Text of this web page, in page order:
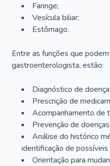
Faringe;
Vesícula biliar;
Estômago.
Entre as funções que
gastroenterologista, estão:
Diagnóstico de
Prescrição de
Acompanhamento de
Prevenção de doenças;
Análise do histórico
identificação de
Orientação para